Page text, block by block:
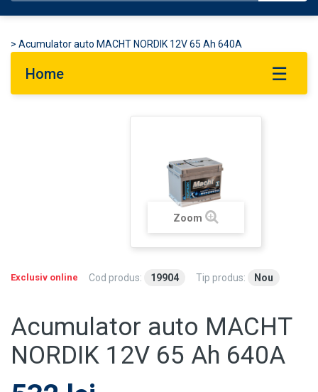
> Acumulator auto MACHT NORDIK 12V 65 Ah 640A
Home
Zoom
Exclusiv online Cod produs: 19904 Tip produs: Nou
Acumulator auto MACHT
NORDIK 12V 65 Ah 640A